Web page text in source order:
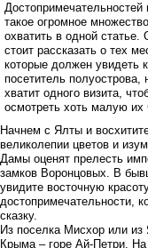
такое огромное
охватить в одной статье.
стоит рассказать о тех
которые должен увидеть
посетитель полуострова,
хватит одного визита,
осмотреть хоть малую их
Начнем с Ялты и
великолепии цветов и
Дамы оценят прелесть
замков Воронцовых. В
увидите восточную
достопримечательности,
сказку.
Из поселка Мисхор или
Крыма – горе Ай-Петри.